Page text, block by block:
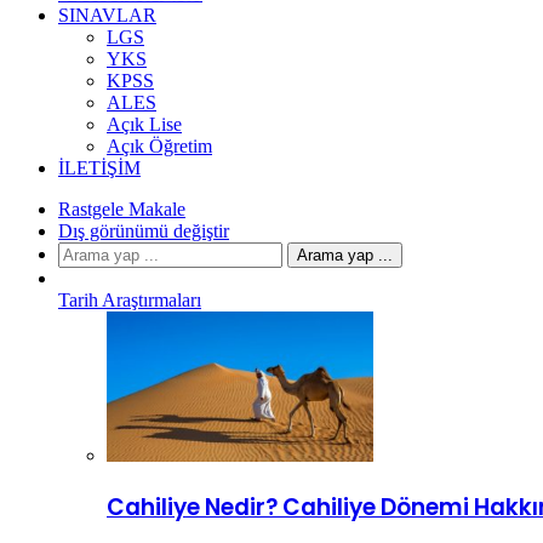
SINAVLAR
LGS
YKS
KPSS
ALES
Açık Lise
Açık Öğretim
İLETIŞIM
Rastgele Makale
Dış görünümü değiştir
Arama yap ...
Tarih Araştırmaları
Cahiliye Nedir? Cahiliye Dönemi